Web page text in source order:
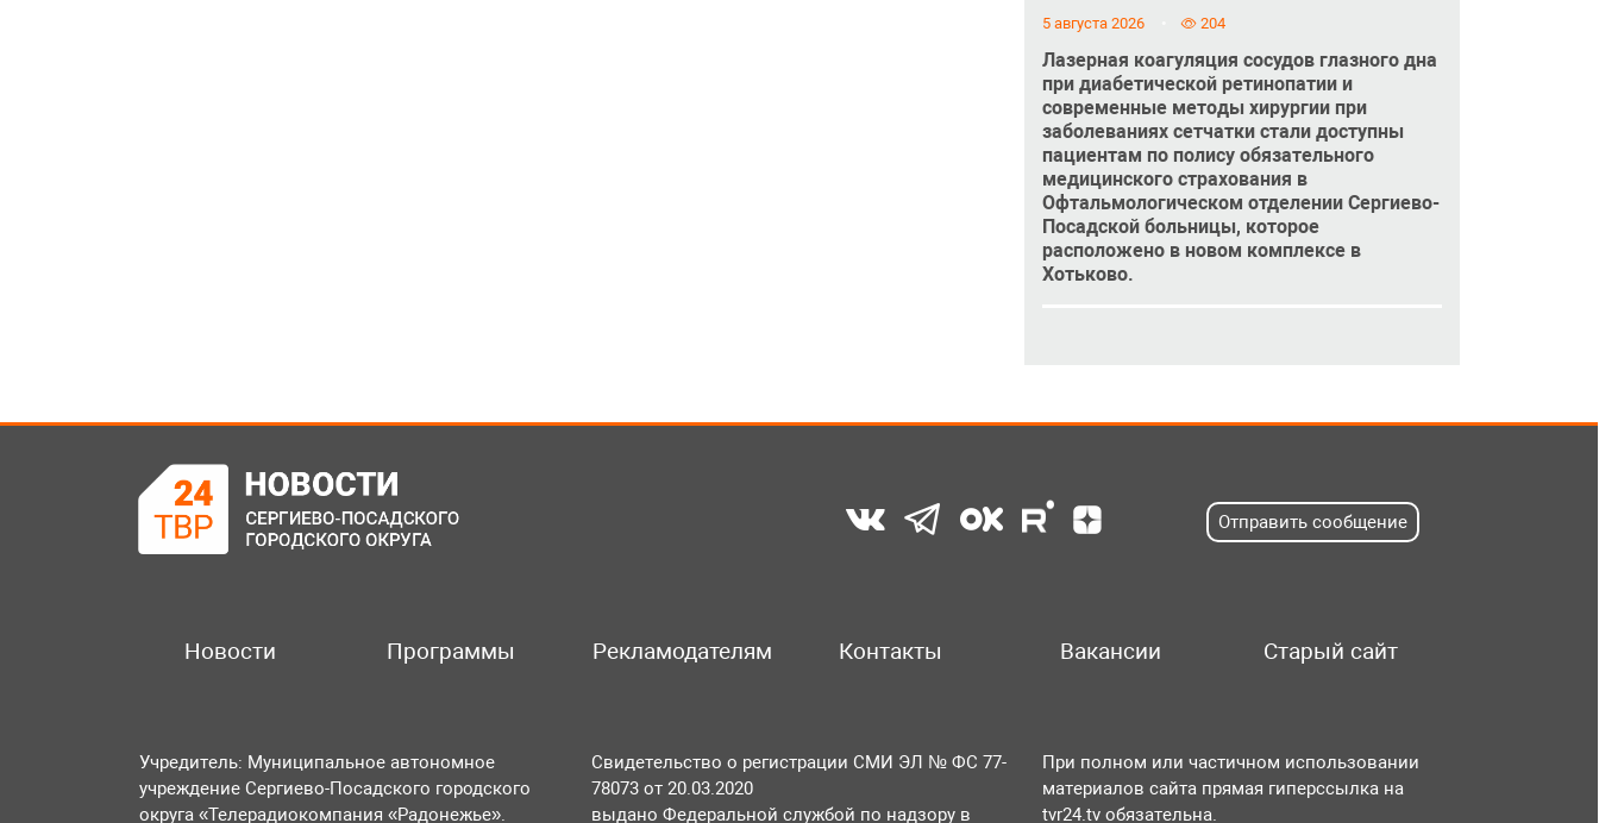
5 августа 2026 204
Лазерная коагуляция сосудов глазного дна
при диабетической ретинопатии и
современные методы хирургии при
заболеваниях сетчатки стали доступны
пациентам по полису обязательного
медицинского страхования в
Офтальмологическом отделении Сергиево-
Посадской больницы, которое
расположено в новом комплексе в
Хотьково.
Отправить сообщение
Новости Программы Рекламодателям Контакты Вакансии Старый сайт
Учредитель: Муниципальное автономное
учреждение Сергиево-Посадского городского
округа «Телерадиокомпания «Радонежье».
Свидетельство о регистрации СМИ ЭЛ № ФС 77-
78073 от 20.03.2020
выдано Федеральной службой по надзору в
При полном или частичном использовании
материалов сайта прямая гиперссылка на
tvr24.tv обязательна.